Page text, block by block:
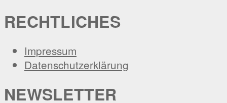
RECHTLICHES
Impressum
Datenschutzerklärung
NEWSLETTER